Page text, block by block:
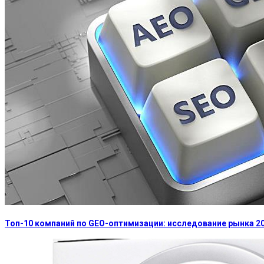
Топ-10 компаний по GEO-оптимизации: исследование рынка